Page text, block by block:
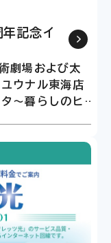
年記念イ
劇場および太
ウナル東海店
～暮らしのヒ
ル東海店10周年
した
）、東海市芸術劇
、くらそっとユ
ふくしフェスタ